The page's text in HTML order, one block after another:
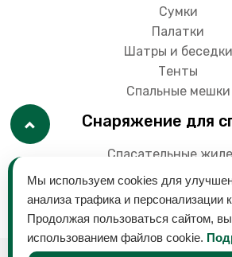
Сумки
Палатки
Шатры и беседки
Тенты
Спальные мешки
Снаряжение для
Спасательные
Гермоупаковки
Мы используем cookies для
анализа трафика и персонализации
Продолжая пользоваться сайтом,
использованием файлов cookie.